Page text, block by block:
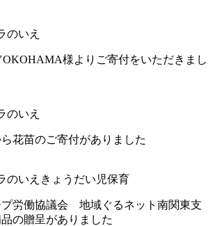
のいえ
様よりご寄付をいただきまし
のいえ
花苗のご寄付がありました
のいえ きょうだい児保育
プ労働協議会 地域ぐるネット南関東支
の贈呈がありました